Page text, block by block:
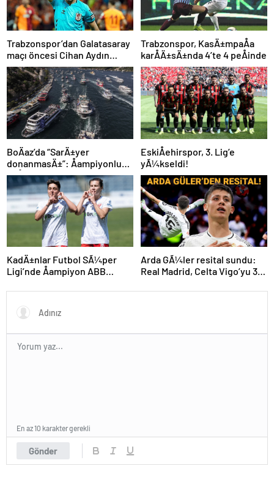
Trabzonspor’dan Galatasaray
maçı öncesi Cihan Aydın
tepkisi!
Trabzonspor, KasÄ±mpaÅa
karÅÄ±sÄ±nda 4’te 4 peÅinde
BoÄaz’da “SarÄ±yer
donanmasÄ±”: Åampiyonluk
coÅkuyla kutlandÄ±
EskiÅehirspor, 3. Lig’e
yÃ¼kseldi!
KadÄ±nlar Futbol SÃ¼per
Ligi’nde Åampiyon ABB
Arda GÃ¼ler resital sundu:
Real Madrid, Celta Vigo’yu 3
Gönder
En az 10 karakter gerekli